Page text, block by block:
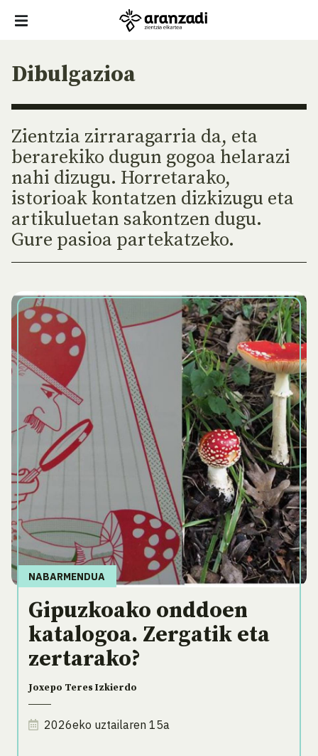
Dibulgazioa
Zientzia zirraragarria da, eta
berarekiko dugun gogoa helarazi
nahi dizugu. Horretarako,
istorioak kontatzen dizkizugu eta
artikuluetan sakontzen dugu.
Gure pasioa partekatzeko.
NABARMENDUA
Gipuzkoako onddoen
katalogoa. Zergatik eta
zertarako?
Joxepo Teres Izkierdo
2026eko uztailaren 15a